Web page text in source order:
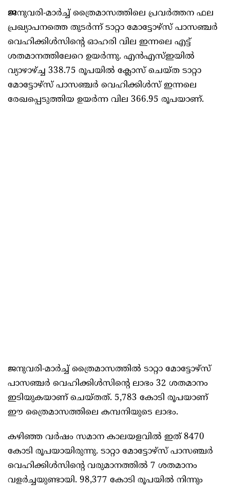
ജനുവരി-മാര്‍ച്ച്‌ ത്രൈമാസത്തിലെ പ്രവര്‍ത്തന ഫല
പ്രഖ്യാപനത്തെ തുടര്‍ന്ന്‌ ടാറ്റാ മോട്ടോഴ്‌സ്‌ പാസഞ്ചര്‍
വെഹിക്കിള്‍സിന്റെ ഓഹരി വില ഇന്നലെ എട്ട്‌
ശതമാനത്തിലേറെ ഉയര്‍ന്നു. എന്‍എസ്‌ഇയില്‍
വ്യാഴാഴ്ച്ച 338.75 രൂപയില്‍ ക്ലോസ്‌ ചെയ്‌ത ടാറ്റാ
മോട്ടോഴ്‌സ്‌ പാസഞ്ചര്‍ വെഹിക്കിള്‍സ്‌ ഇന്നലെ
രേഖപ്പെടുത്തിയ ഉയര്‍ന്ന വില 366.95 രൂപയാണ്‌.
ജനുവരി-മാര്‍ച്ച്‌ ത്രൈമാസത്തില്‍ ടാറ്റാ മോട്ടോഴ്‌സ്‌
പാസഞ്ചര്‍ വെഹിക്കിള്‍സിന്റെ ലാഭം 32 ശതമാനം
ഇടിയുകയാണ്‌ ചെയ്‌തത്‌. 5,783 കോടി രൂപയാണ്‌
ഈ ത്രൈമാസത്തിലെ കമ്പനിയുടെ ലാഭം.
കഴിഞ്ഞ വര്‍ഷം സമാന കാലയളവില്‍ ഇത്‌ 8470
കോടി രൂപയായിരുന്നു. ടാറ്റാ മോട്ടോഴ്‌സ്‌ പാസഞ്ചര്‍
വെഹിക്കിള്‍സിന്റെ വരുമാനത്തില്‍ 7 ശതമാനം
വളര്‍ച്ചയുണ്ടായി. 98,377 കോടി രൂപയില്‍ നിന്നും